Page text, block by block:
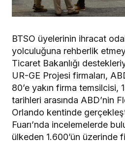
BTSO üyelerinin ihracat
yolculuğuna rehberlik
Ticaret Bakanlığı
UR-GE Projesi firmaları,
80’e yakın firma temsilcisi,
tarihleri arasında ABD’nin
Orlando kentinde
Fuarı’nda incelemelerde
ülkeden 1.600’ün üzerinde